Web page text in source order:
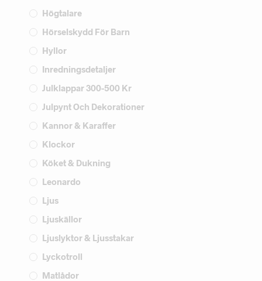
Högtalare
Hörselskydd För Barn
Hyllor
Inredningsdetaljer
Julklappar 300-500 Kr
Julpynt Och Dekorationer
Kannor & Karaffer
Klockor
Köket & Dukning
Leonardo
Ljus
Ljuskällor
Ljuslyktor & Ljusstakar
Lyckotroll
Matlådor